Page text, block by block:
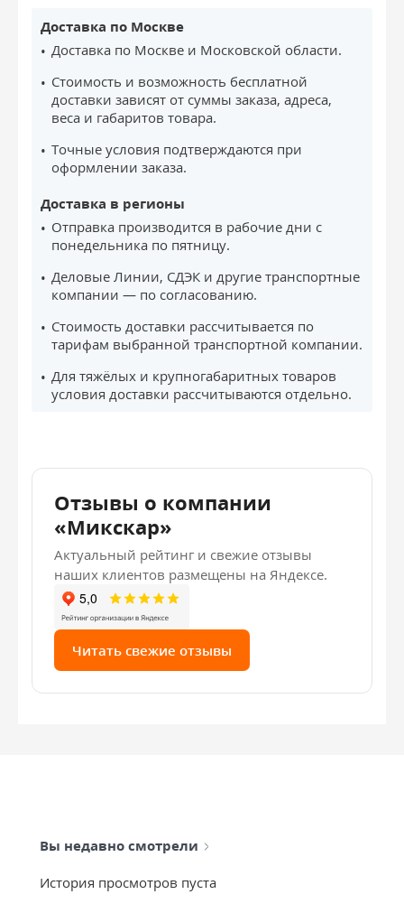
Доставка по Москве
Доставка по Москве и Московской области.
Стоимость и возможность бесплатной
доставки зависят от суммы заказа, адреса,
веса и габаритов товара.
Точные условия подтверждаются при
оформлении заказа.
Доставка в регионы
Отправка производится в рабочие дни с
понедельника по пятницу.
Деловые Линии, СДЭК и другие транспортные
компании — по согласованию.
Стоимость доставки рассчитывается по
тарифам выбранной транспортной компании.
Для тяжёлых и крупногабаритных товаров
условия доставки рассчитываются отдельно.
Отзывы о компании
«Микскар»
Актуальный рейтинг и свежие отзывы
наших клиентов размещены на Яндексе.
Читать свежие отзывы
Вы недавно смотрели
История просмотров пуста